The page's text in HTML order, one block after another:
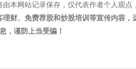
由本网站记录保存，仅代表作者个人观
理财、免费荐股和炒股培训等宣传内容
，谨防上当受骗！